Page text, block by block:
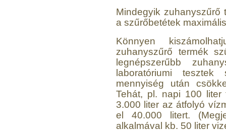
Mindegyik zuhanyszűrő
a szűrőbetétek
Könnyen
zuhanyszűrő termék
legnépszerűbb
laboratóriumi
mennyiség után
Tehát, pl. napi 100
3.000 liter az átfolyó
el 40.000 litert.
alkalmával kb. 50 liter